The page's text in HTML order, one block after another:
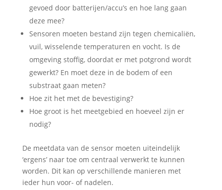
gevoed door batterijen/accu’s en hoe lang gaan
deze mee?
Sensoren moeten bestand zijn tegen chemicaliën,
vuil, wisselende temperaturen en vocht. Is de
omgeving stoffig, doordat er met potgrond wordt
gewerkt? En moet deze in de bodem of een
substraat gaan meten?
Hoe zit het met de bevestiging?
Hoe groot is het meetgebied en hoeveel zijn er
nodig?
De meetdata van de sensor moeten uiteindelijk
‘ergens’ naar toe om centraal verwerkt te kunnen
worden. Dit kan op verschillende manieren met
ieder hun voor- of nadelen.